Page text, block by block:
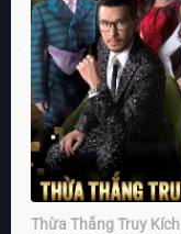
Thừa Thắng Truy Kích